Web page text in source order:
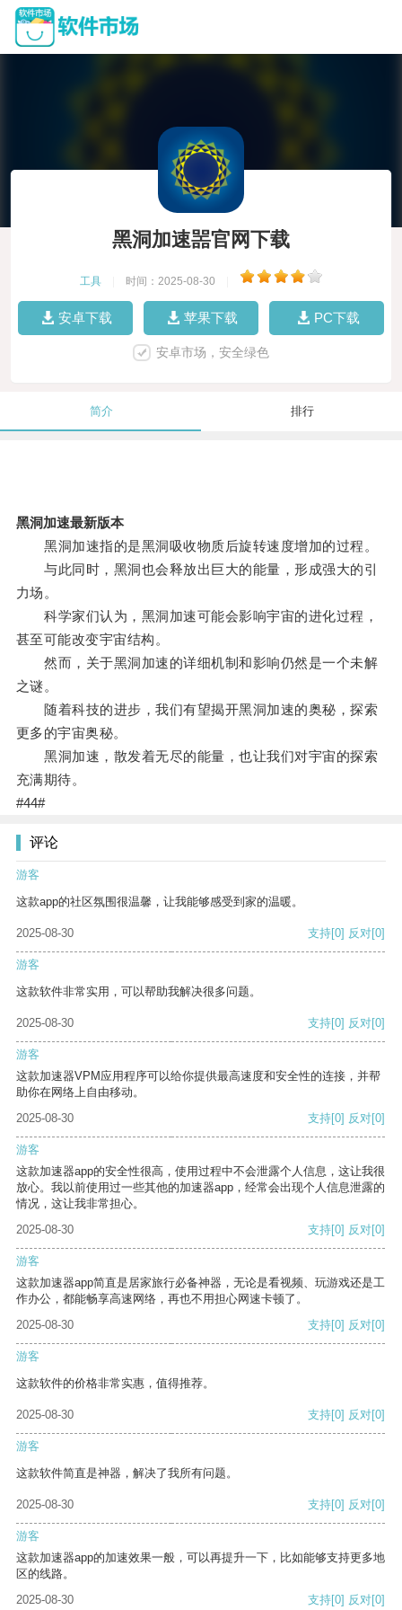
黑洞加速噐官网下载
工具 时间：2025-08-30
安卓下载 苹果下载 PC下载
安卓市场，安全绿色
简介 排行
黑洞加速最新版本
黑洞加速指的是黑洞吸收物质后旋转速度增加的过程。
与此同时，黑洞也会释放出巨大的能量，形成强大的引
力场。
科学家们认为，黑洞加速可能会影响宇宙的进化过程，
甚至可能改变宇宙结构。
然而，关于黑洞加速的详细机制和影响仍然是一个未解
之谜。
随着科技的进步，我们有望揭开黑洞加速的奥秘，探索
更多的宇宙奥秘。
黑洞加速，散发着无尽的能量，也让我们对宇宙的探索
充满期待。
#44#
评论
游客
这款app的社区氛围很温馨，让我能够感受到家的温暖。
2025-08-30 支持[0] 反对[0]
游客
这款软件非常实用，可以帮助我解决很多问题。
2025-08-30 支持[0] 反对[0]
游客
这款加速器VPM应用程序可以给你提供最高速度和安全性的连接，并帮
助你在网络上自由移动。
2025-08-30
支持[0] 反对[0]
游客
这款加速器app的安全性很高，使用过程中不会泄露个人信息，这让我很
放心。我以前使用过一些其他的加速器app，经常会出现个人信息泄露的
情况，这让我非常担心。
2025-08-30
支持[0] 反对[0]
游客
这款加速器app简直是居家旅行必备神器，无论是看视频、玩游戏还是工
作办公，都能畅享高速网络，再也不用担心网速卡顿了。
2025-08-30
支持[0] 反对[0]
游客
这款软件的价格非常实惠，值得推荐。
2025-08-30 支持[0] 反对[0]
游客
这款软件简直是神器，解决了我所有问题。
2025-08-30 支持[0] 反对[0]
游客
这款加速器app的加速效果一般，可以再提升一下，比如能够支持更多地
区的线路。
2025-08-30
支持[0] 反对[0]